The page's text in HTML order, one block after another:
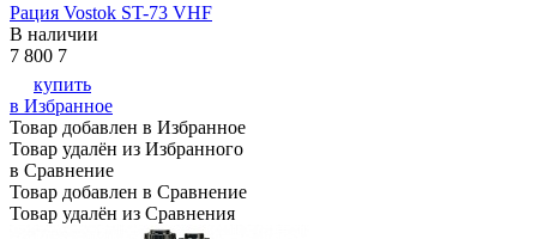
Рация Vostok ST-73 VHF
В наличии
7 800 7
купить
в Избранное
Товар добавлен в Избранное
Товар удалён из Избранного
в Сравнение
Товар добавлен в Сравнение
Товар удалён из Сравнения